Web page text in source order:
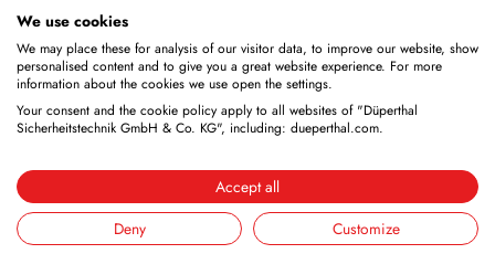
Lagerung in Reinräumen
Lagerung von nicht brennbaren Medien
Galerie Zubehör
Sicherheitsausstattung
ANA-Systeme (DÜANA)
Reinigungstanks
Auffangwannen
We use cookies
We may place these for analysis of our visitor data, to improve our website, show
personalised content and to give you a great website experience. For more
information about the cookies we use open the settings.
Your consent and the cookie policy apply to all websites of "Düperthal
Sicherheitstechnik GmbH & Co. KG", including: dueperthal.com.
Accept all
Deny
Customize